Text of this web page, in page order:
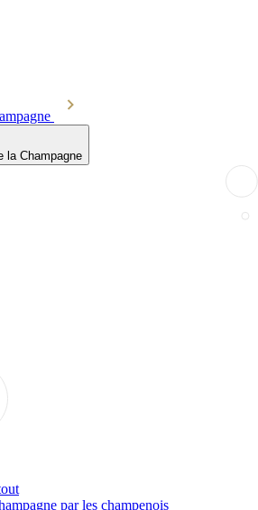
la Champagne
par les champenois